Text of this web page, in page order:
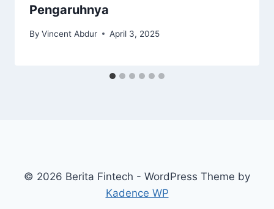
Pengaruhnya
By Vincent Abdur April 3, 2025
© 2026 Berita Fintech - WordPress Theme by
Kadence WP